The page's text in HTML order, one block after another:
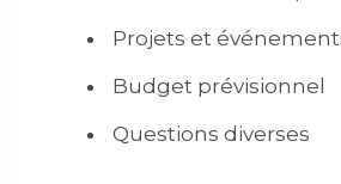
Projets et
Budget prévisionnel
Questions diverses